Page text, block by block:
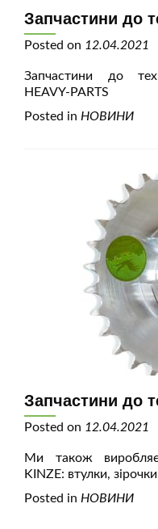
Запчастини до
Posted on 12.04.2021
Запчастини до
HEAVY-PARTS
Posted in НОВИНИ
Запчастини до
Posted on 12.04.2021
Ми також
KINZE: втулки,
Posted in НОВИНИ